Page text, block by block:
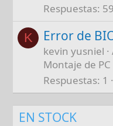
Respuestas 59
K Error de
kevin yusniel
Montaje de PC
Respuestas 1
EN STOCK